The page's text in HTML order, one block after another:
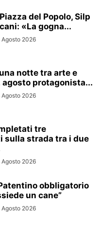
del Popolo, Silp
«La gogna...
Agosto 2026
notte tra arte e
agosto protagonista...
Agosto 2026
tre
sulla strada tra i due
Agosto 2026
obbligatorio
un cane”
Agosto 2026